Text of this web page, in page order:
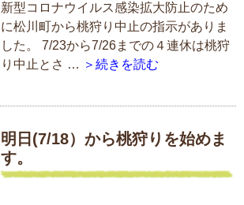
新型コロナウイルス感染拡大防止のため
に松川町から桃狩り中止の指示がありま
した。 7/23から7/26までの４連休は桃狩
り中止とさ … ＞続きを読む
明日(7/18）から桃狩りを始めま
す。